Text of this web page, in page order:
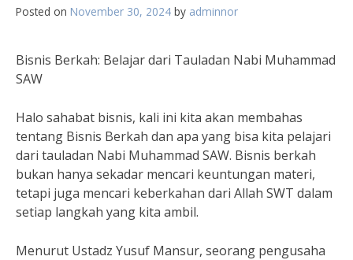
Posted on November 30, 2024 by adminnor
Bisnis Berkah: Belajar dari Tauladan Nabi Muhammad
SAW
Halo sahabat bisnis, kali ini kita akan membahas
tentang Bisnis Berkah dan apa yang bisa kita pelajari
dari tauladan Nabi Muhammad SAW. Bisnis berkah
bukan hanya sekadar mencari keuntungan materi,
tetapi juga mencari keberkahan dari Allah SWT dalam
setiap langkah yang kita ambil.
Menurut Ustadz Yusuf Mansur, seorang pengusaha